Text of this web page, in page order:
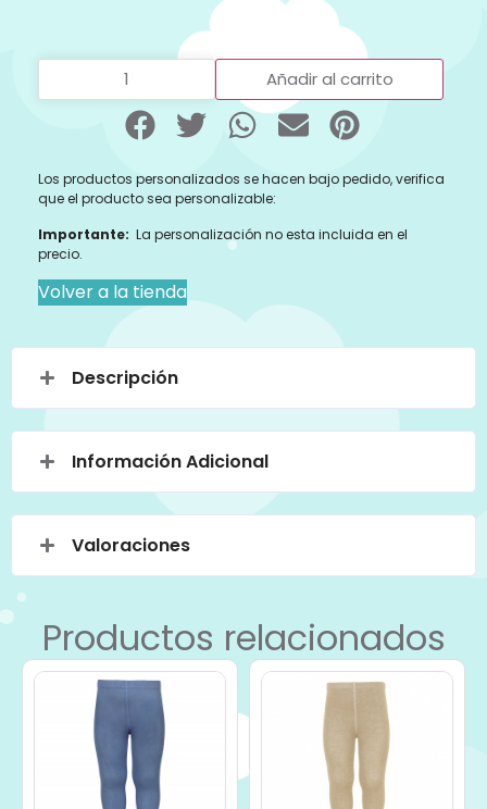
Añadir al carrito
Los productos personalizados se hacen bajo pedido, verifica
que el producto sea personalizable:
Importante: La personalización no esta incluida en el
precio.
Volver a la tienda
Descripción
Información Adicional
Valoraciones
Productos relacionados